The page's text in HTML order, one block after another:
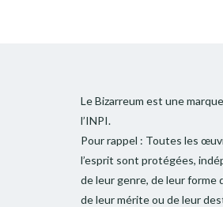
Le Bizarreum est une
l’INPI.
Pour rappel : Toutes les
l’esprit sont protégées,
de leur genre, de leur forme
de leur mérite ou de leur